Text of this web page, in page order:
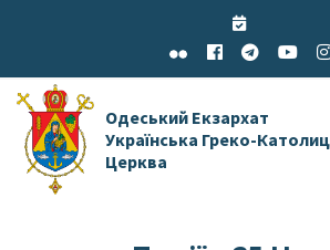
Одеський Екзархат
Українська Греко-
Церква